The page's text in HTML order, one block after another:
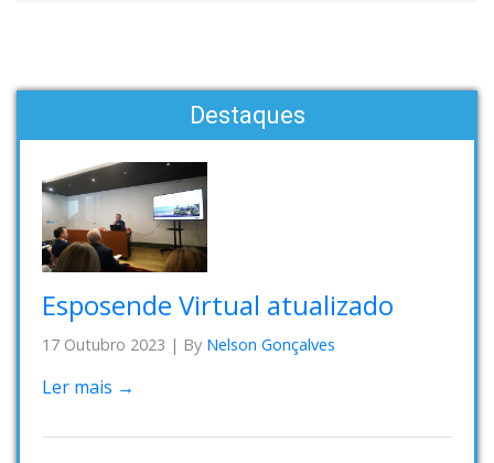
Destaques
Esposende Virtual atualizado
17 Outubro 2023 | By Nelson Gonçalves
Ler mais →